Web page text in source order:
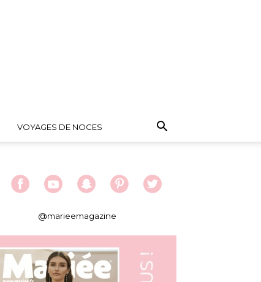
VOYAGES DE NOCES
@marieemagazine